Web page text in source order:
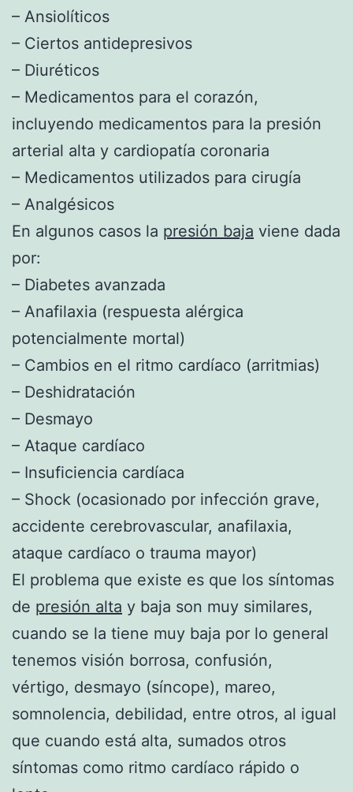
– Ansiolíticos
– Ciertos antidepresivos
– Diuréticos
– Medicamentos para el corazón,
incluyendo medicamentos para la presión
arterial alta y cardiopatía coronaria
– Medicamentos utilizados para cirugía
– Analgésicos
En algunos casos la presión baja viene dada
por:
– Diabetes avanzada
– Anafilaxia (respuesta alérgica
potencialmente mortal)
– Cambios en el ritmo cardíaco (arritmias)
– Deshidratación
– Desmayo
– Ataque cardíaco
– Insuficiencia cardíaca
– Shock (ocasionado por infección grave,
accidente cerebrovascular, anafilaxia,
ataque cardíaco o trauma mayor)
El problema que existe es que los síntomas
de presión alta y baja son muy similares,
cuando se la tiene muy baja por lo general
tenemos visión borrosa, confusión,
vértigo, desmayo (síncope), mareo,
somnolencia, debilidad, entre otros, al igual
que cuando está alta, sumados otros
síntomas como ritmo cardíaco rápido o